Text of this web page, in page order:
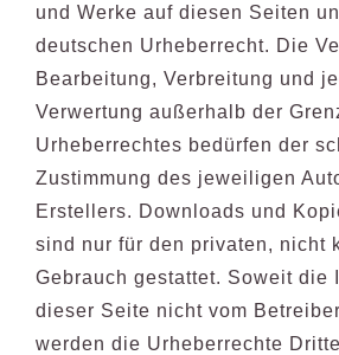
und Werke auf diesen Seiten
deutschen Urheberrecht. Die
Bearbeitung, Verbreitung und
Verwertung außerhalb der
Urheberrechtes bedürfen der
Zustimmung des jeweiligen
Erstellers. Downloads und
sind nur für den privaten, nicht
Gebrauch gestattet. Soweit die
dieser Seite nicht vom
werden die Urheberrechte